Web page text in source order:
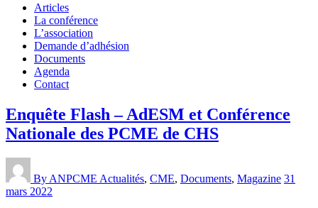
Articles
La conférence
L’association
Demande d’adhésion
Documents
Agenda
Contact
Enquête Flash – AdESM et Conférence
Nationale des PCME de CHS
By ANPCME Actualités, CME, Documents, Magazine 31
mars 2022